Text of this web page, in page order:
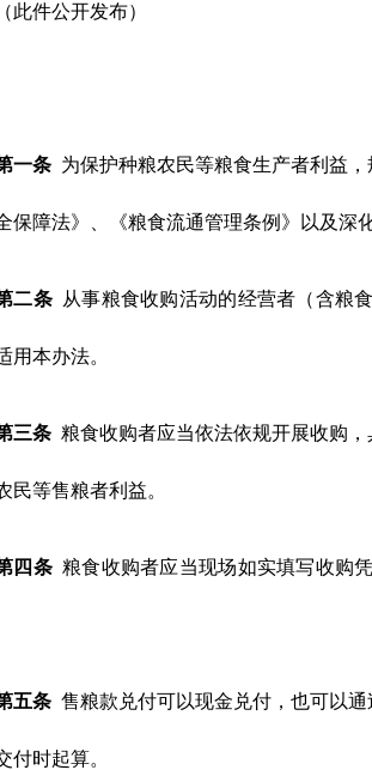
（此件公开发布）
一条 为保护种粮农民等粮食生产者利益
保障法》、《粮食流通管理条例》以及深
二条从事粮食收购活动的经营者（含粮
用本办法。
三条 粮食收购者应当依法依规开展收购
民等售粮者利益。
四条粮食收购者应当现场如实填写收购
五条 售粮款兑付可以现金兑付，也可以
付时起算。